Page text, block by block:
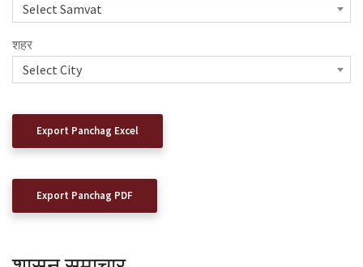
Select Samvat
शहर
Select City
Export Panchag Excel
Export Panchag PDF